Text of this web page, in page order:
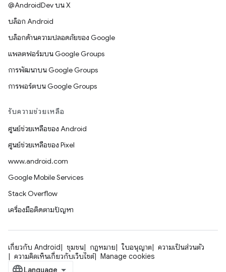
@AndroidDev บน X
บล็อก Android
บล็อกด้านความปลอดภัยของ Google
แพลตฟอร์มบน Google Groups
การพัฒนาบน Google Groups
การพอร์ตบน Google Groups
รับความช่วยเหลือ
ศูนย์ช่วยเหลือของ Android
ศูนย์ช่วยเหลือของ Pixel
www.android.com
Google Mobile Services
Stack Overflow
เครื่องมือติดตามปัญหา
เกี่ยวกับ Android ชุมชน กฎหมาย ใบอนุญาต
ความเป็นส่วนตัว
ความคิดเห็นเกี่ยวกับเว็บไซต์
Manage cookies